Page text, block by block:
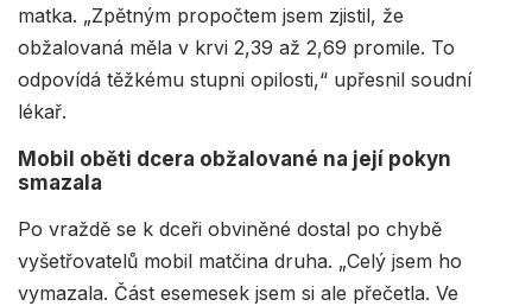
matka. „Zpětným propočtem jsem zjistil, že
obžalovaná měla v krvi 2,39 až 2,69 promile. To
odpovídá těžkému stupni opilosti,“ upřesnil soudní
lékař.
Mobil oběti dcera obžalované na její pokyn
smazala
Po vraždě se k dceři obviněné dostal po chybě
vyšetřovatelů mobil matčina druha. „Celý jsem ho
vymazala. Část esemesek jsem si ale přečetla. Ve